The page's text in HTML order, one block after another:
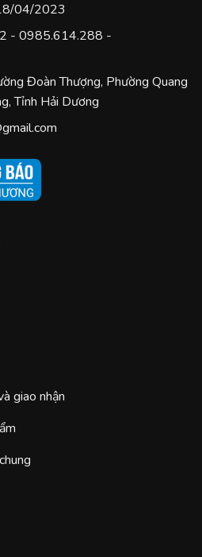
04/2023
- 0985.614.288 -
Đoàn Thượng, Phường Quang
Tỉnh Hải Dương
giao nhận